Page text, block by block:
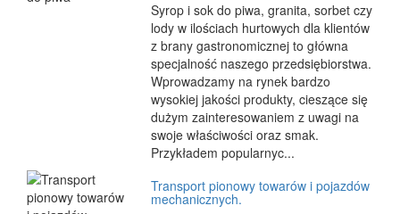
Syrop i sok do piwa, granita, sorbet czy
lody w ilościach hurtowych dla klientów
z brany gastronomicznej to główna
specjalność naszego przedsiębiorstwa.
Wprowadzamy na rynek bardzo
wysokiej jakości produkty, cieszące się
dużym zainteresowaniem z uwagi na
swoje właściwości oraz smak.
Przykładem popularnyc...
Transport pionowy towarów i pojazdów
mechanicznych.